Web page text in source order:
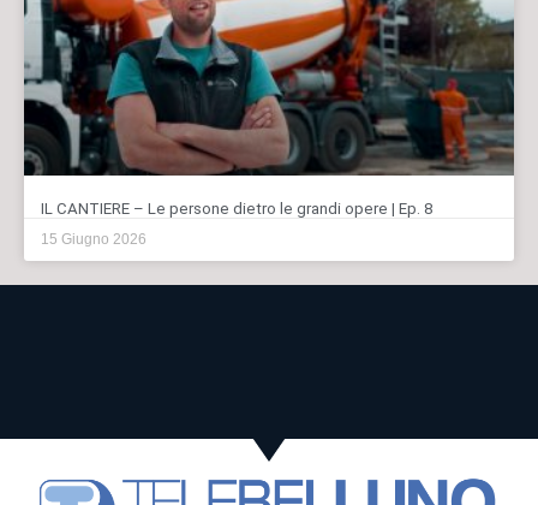
IL CANTIERE – Le persone dietro le grandi opere | Ep. 8
15 Giugno 2026